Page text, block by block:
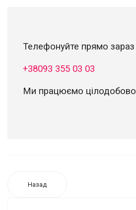
Телефонуйте прямо зараз
+38093 355 03 03
Ми працюємо цілодобово
Назад